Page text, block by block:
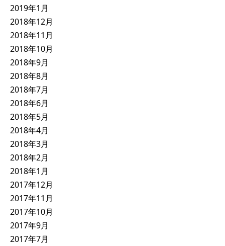
2019年1月
2018年12月
2018年11月
2018年10月
2018年9月
2018年8月
2018年7月
2018年6月
2018年5月
2018年4月
2018年3月
2018年2月
2018年1月
2017年12月
2017年11月
2017年10月
2017年9月
2017年7月